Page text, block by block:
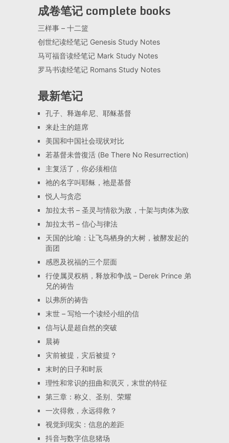
成卷笔记 complete books
三样事 – 十二篮
创世纪读经笔记 Genesis Study Notes
马可福音读经笔记 Mark Study Notes
罗马书读经笔记 Romans Study Notes
最新笔记
孔子、释迦牟尼、耶稣基督
来赴主的筵席
美国和中国社会现状对比
若基督未曾復活 (Be There No Resurrection)
主复活了，你必须相信
祂的名字叫耶稣，祂是基督
悦人与贪恋
加拉太书 – 圣灵与情欲为敌，十架与肉体为敌
加拉太书 – 信心与律法
天国的比喻：让飞鸟栖身的大树，被酵发起的
面团
感恩及祝福的三个层面
行使属灵权柄，释放和争战 – Derek Prince 弟
兄的祷告
以弗所的祷告
末世 – 写给一个读经小组的信
信与认是超自然的突破
晨祷
灾前被提，灾后被提？
末时的日子和时辰
理性和常识的扭曲和泯灭，末世的特征
第三章：称义、圣别、荣耀
一次得救，永远得救？
视觉到现实：信息的差距
抖音与数字信息猪场